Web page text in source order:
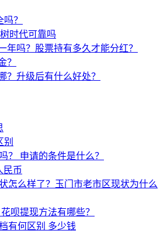
？
时代可靠吗
年吗？股票持有多久才能分红？
？
？升级后有什么好处？
别
？ 申请的条件是什么？
民币
怎么样了？玉门市老市区现状为什么
呗提现方法有哪些？
有何区别 多少钱